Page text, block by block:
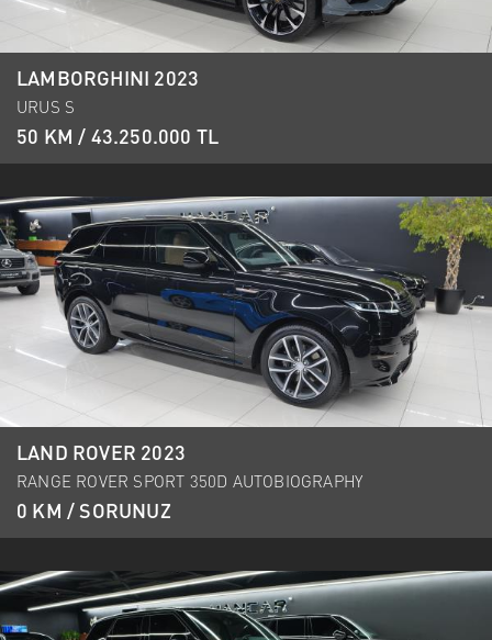
LAMBORGHINI 2023
URUS S
50 KM / 43.250.000 TL
LAND ROVER 2023
RANGE ROVER SPORT 350D AUTOBIOGRAPHY
0 KM / SORUNUZ